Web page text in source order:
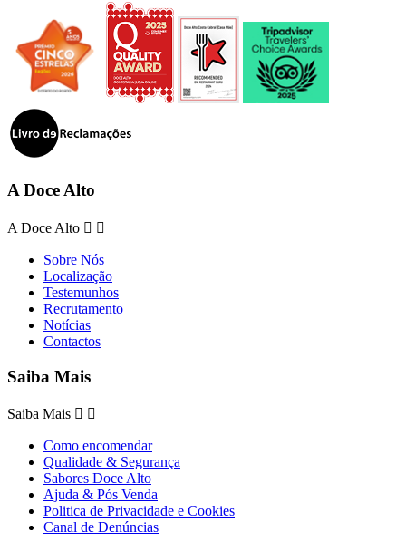
A Doce Alto
A Doce Alto  
Sobre Nós
Localização
Testemunhos
Recrutamento
Notícias
Contactos
Saiba Mais
Saiba Mais  
Como encomendar
Qualidade & Segurança
Sabores Doce Alto
Ajuda & Pós Venda
Politica de Privacidade e Cookies
Canal de Denúncias